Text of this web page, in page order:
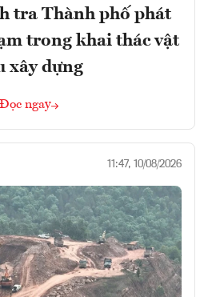
tra Thành phố phát
trong khai thác vật
xây dựng
Đọc ngay
11:47, 10/08/2026